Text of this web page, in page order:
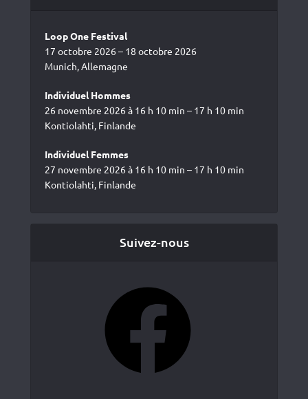
Loop One Festival
17 octobre 2026 – 18 octobre 2026
Munich, Allemagne
Individuel Hommes
26 novembre 2026 à 16 h 10 min – 17 h 10 min
Kontiolahti, Finlande
Individuel Femmes
27 novembre 2026 à 16 h 10 min – 17 h 10 min
Kontiolahti, Finlande
Suivez-nous